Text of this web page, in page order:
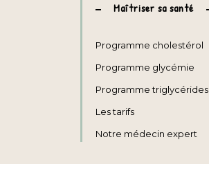
Maîtriser sa santé
Programme cholestérol
Programme glycémie
Programme triglycérides
Les tarifs
Notre médecin expert